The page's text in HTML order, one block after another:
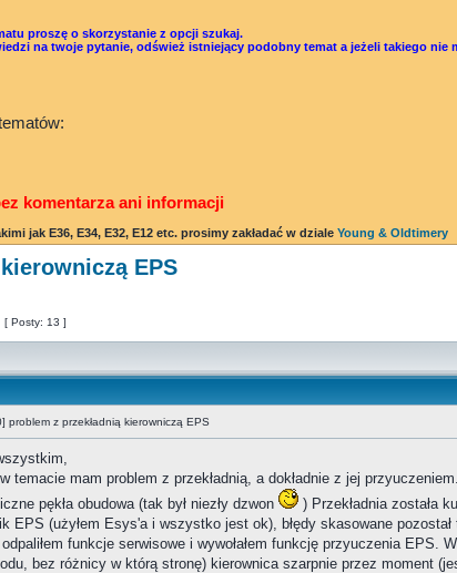
proszę o skorzystanie z opcji szukaj.
na twoje pytanie, odśwież istniejący podobny temat a jeżeli takiego
komentarza ani informacji
jak E36, E34, E32, E12 etc. prosimy zakładać w dziale Young & Oldtimery
EPS
[ Posty: 13 ]
problem z przekładnią kierowniczą EPS
temacie mam problem z przekładnią, a dokładnie z jej
pękła obudowa (tak był niezły dzwon
) Przekładnia została
EPS (użyłem Esys'a i wszystko jest ok), błędy skasowane
funkcje serwisowe i wywołałem funkcję przyuczenia
bez różnicy w którą stronę) kierownica szarpnie przez moment